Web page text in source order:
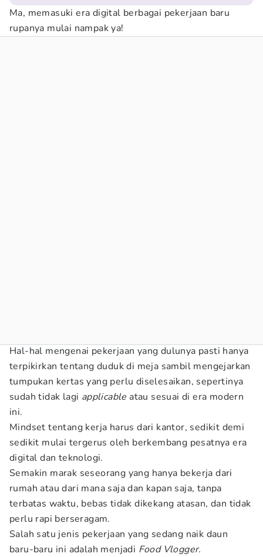
Ma, memasuki era digital berbagai pekerjaan baru
rupanya mulai nampak ya!
Hal-hal mengenai pekerjaan yang dulunya pasti hanya
terpikirkan tentang duduk di meja sambil mengejarkan
tumpukan kertas yang perlu diselesaikan, sepertinya
sudah tidak lagi applicable atau sesuai di era modern
ini.
Mindset tentang kerja harus dari kantor, sedikit demi
sedikit mulai tergerus oleh berkembang pesatnya era
digital dan teknologi.
Semakin marak seseorang yang hanya bekerja dari
rumah atau dari mana saja dan kapan saja, tanpa
terbatas waktu, bebas tidak dikekang atasan, dan tidak
perlu rapi berseragam.
Salah satu jenis pekerjaan yang sedang naik daun
baru-baru ini adalah menjadi Food Vlogger.